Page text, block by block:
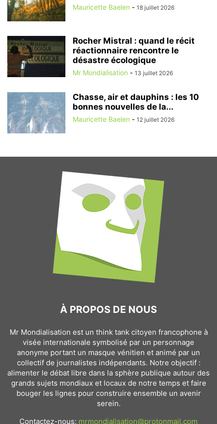
Mauricette Baelen - 18 juillet 2026
Rocher Mistral : quand le récit
réactionnaire rencontre le
désastre écologique
Mr Mondialisation - 13 juillet 2026
Chasse, air et dauphins : les 10
bonnes nouvelles de la...
Mauricette Baelen - 12 juillet 2026
À PROPOS DE NOUS
Mr Mondialisation est un think tank citoyen francophone à
visée internationale symbolisé par un personnage
anonyme portant un masque vénitien et animé par un
collectif de journalistes indépendants. Notre objectif :
alimenter le débat libre dans la sphère publique autour des
grands sujets mondiaux et locaux de notre temps et faire
bouger les lignes pour construire ensemble un avenir
serein.
Contactez-nous: mrmondialisation@protonmail.com